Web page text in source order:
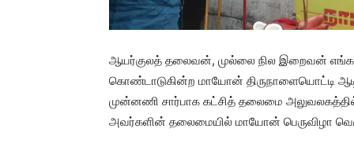
ஆயர்குலத் தலைவன், முல்லை நில இறைவன்
கொண்டாடுகின்ற மாயோன் திருநாளையொட்டி
முன்னணி சார்பாக கட்சித் தலைமை
அவர்களின் தலைமையில் மாயோன் பெருவிழா